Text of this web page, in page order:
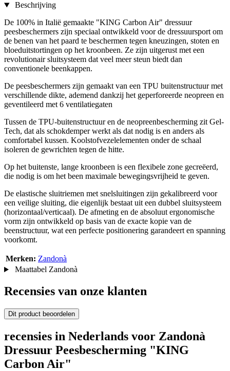
Beschrijving
De 100% in Italië gemaakte "KING Carbon Air" dressuur
peesbeschermers zijn speciaal ontwikkeld voor de dressuursport om
de benen van het paard te beschermen tegen kneuzingen, stoten en
bloeduitstortingen op het kroonbeen. Ze zijn uitgerust met een
revolutionair sluitsysteem dat veel meer steun biedt dan
conventionele beenkappen.
De peesbeschermers zijn gemaakt van een TPU buitenstructuur met
verschillende dikte, ademend dankzij het geperforeerde neopreen en
geventileerd met 6 ventilatiegaten
Tussen de TPU-buitenstructuur en de neopreenbescherming zit Gel-
Tech, dat als schokdemper werkt als dat nodig is en anders als
comfortabel kussen. Koolstofvezelelementen onder de schaal
isoleren de gewrichten tegen de hitte.
Op het buitenste, lange kroonbeen is een flexibele zone gecreëerd,
die nodig is om het been maximale bewegingsvrijheid te geven.
De elastische sluitriemen met snelsluitingen zijn gekalibreerd voor
een veilige sluiting, die eigenlijk bestaat uit een dubbel sluitsysteem
(horizontaal/verticaal). De afmeting en de absoluut ergonomische
vorm zijn ontwikkeld op basis van de exacte kopie van de
beenstructuur, wat een perfecte positionering garandeert en spanning
voorkomt.
Merken: Zandonà
Maattabel Zandonà
Recensies van onze klanten
Dit product beoordelen
recensies in Nederlands voor Zandonà
Dressuur Peesbescherming "KING
Carbon Air"